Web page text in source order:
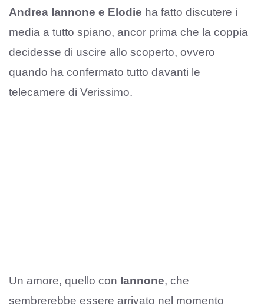
Andrea Iannone e Elodie ha fatto discutere i
media a tutto spiano, ancor prima che la coppia
decidesse di uscire allo scoperto, ovvero
quando ha confermato tutto davanti le
telecamere di Verissimo.
Un amore, quello con Iannone, che
sembrerebbe essere arrivato nel momento